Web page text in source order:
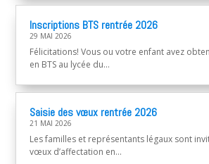
Inscriptions BTS rentrée 2026
29 MAI 2026
Félicitations! Vous ou votre enfant avez
en BTS au lycée du...
Saisie des vœux rentrée 2026
21 MAI 2026
Les familles et représentants légaux sont
vœux d’affectation en...